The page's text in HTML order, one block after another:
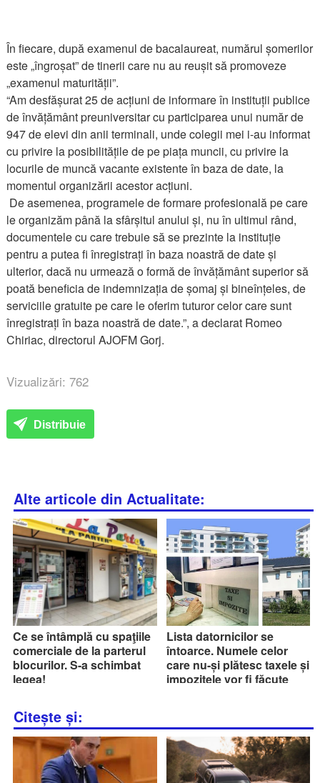
În fiecare, după examenul de bacalaureat, numărul șomerilor
este „îngroșat” de tinerii care nu au reușit să promoveze
„examenul maturității”.
“Am desfășurat 25 de acțiuni de informare în instituții publice
de învățământ preuniversitar cu participarea unui număr de
947 de elevi din anii terminali, unde colegii mei i-au informat
cu privire la posibilitățile de pe piața muncii, cu privire la
locurile de muncă vacante existente în baza de date, la
momentul organizării acestor acțiuni.
De asemenea, programele de formare profesională pe care
le organizăm până la sfârșitul anului și, nu în ultimul rând,
documentele cu care trebuie să se prezinte la instituție
pentru a putea fi înregistrați în baza noastră de date și
ulterior, dacă nu urmează o formă de învățământ superior să
poată beneficia de indemnizația de șomaj și bineînțeles, de
serviciile gratuite pe care le oferim tuturor celor care sunt
înregistrați în baza noastră de date.”, a declarat Romeo
Chiriac, directorul AJOFM Gorj.
Vizualizări: 762
Distribuie
Alte articole din Actualitate:
Ce se întâmplă cu spaţiile
comerciale de la parterul
blocurilor. S-a schimbat
legea!
Lista datornicilor se
întoarce. Numele celor
care nu-și plătesc taxele și
impozitele vor fi făcute
Citește și: